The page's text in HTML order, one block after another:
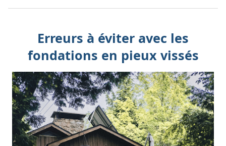
Erreurs à éviter avec les
fondations en pieux vissés